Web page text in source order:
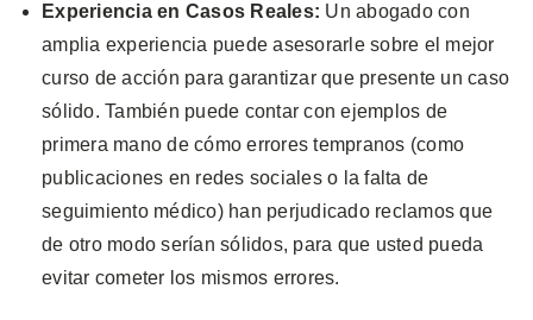
Experiencia en Casos Reales: Un abogado con
amplia experiencia puede asesorarle sobre el mejor
curso de acción para garantizar que presente un caso
sólido. También puede contar con ejemplos de
primera mano de cómo errores tempranos (como
publicaciones en redes sociales o la falta de
seguimiento médico) han perjudicado reclamos que
de otro modo serían sólidos, para que usted pueda
evitar cometer los mismos errores.